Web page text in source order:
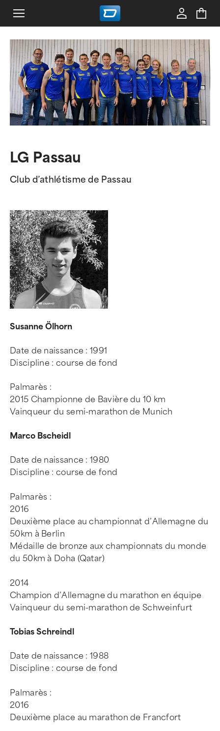
LG Passau
Club d’athlétisme de Passau
Susanne Ölhorn
Date de naissance : 1991
Discipline : course de fond
Palmarès :
2015 Championne de Bavière du 10 km
Vainqueur du semi-marathon de Munich
Marco Bscheidl
Date de naissance : 1980
Discipline : course de fond
Palmarès :
2016
Deuxième place au championnat d’Allemagne du
50km à Berlin
Médaille de bronze aux championnats du monde
du 50km à Doha (Qatar)
2014
Champion d’Allemagne du marathon en équipe
Vainqueur du semi-marathon de Schweinfurt
Tobias Schreindl
Date de naissance : 1988
Discipline : course de fond
Palmarès :
2016
Deuxième place au marathon de Francfort